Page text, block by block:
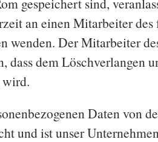
an einen Mitarbeiter
wenden. Der Mitarbeiter
dass dem Löschverlangen
wird.
Daten von
und ist unser